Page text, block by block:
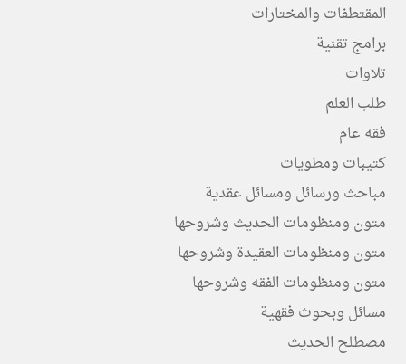
المقتطفات والمختارات
برامج تقنية
تلاوات
طلب العلم
فقه عام
كتيبات ومطويات
مباحث ورسائل ومسائل عقدية
متون ومنظومات الحديث وشروحها
متون ومنظومات العقيدة وشروحها
متون ومنظومات الفقه وشروحها
مسائل وبحوث فقهية
مصطلح الحديث